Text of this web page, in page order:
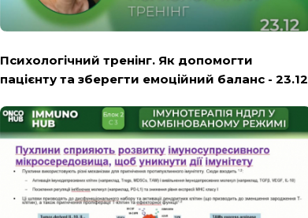
Психологічний тренінг. Як допомогти
пацієнту та зберегти емоційний баланс - 23.12